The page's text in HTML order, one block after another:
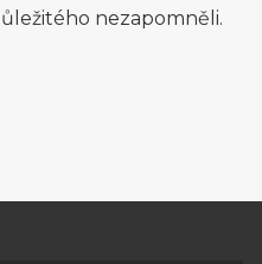
nezapomněli.